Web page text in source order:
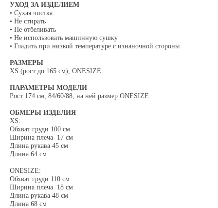
УХОД ЗА ИЗДЕЛИЕМ
• Сухая чистка
• Не стирать
• Не отбеливать
• Не использовать машинную сушку
• Гладить при низкой температуре с изнаночной стороны
РАЗМЕРЫ
XS (рост до 165 см), ONESIZE
ПАРАМЕТРЫ МОДЕЛИ
Рост 174 см, 84/60/88, на ней размер ONESIZE
ОБМЕРЫ ИЗДЕЛИЯ
XS:
Обхват груди 100 см
Ширина плеча 17 см
Длина рукава 45 см
Длина 64 см
ONESIZE:
Обхват груди 110 см
Ширина плеча 18 см
Длина рукава 48 см
Длина 68 см​